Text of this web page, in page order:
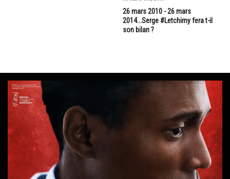
26 mars 2010 - 26 mars
2014...Serge #Letchimy fera t-il
son bilan ?